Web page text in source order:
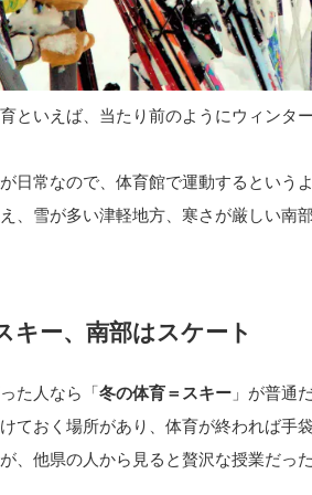
といえば、当たり前のようにウィンタ
日常なので、体育館で運動するという
、雪が多い津軽地方、寒さが厳しい南
キー、南部はスケート
た人なら「冬の体育＝スキー」が普通
ておく場所があり、体育が終われば手
、他県の人から見ると贅沢な授業だっ